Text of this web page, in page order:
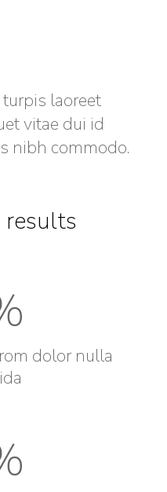
laoreet
vitae dui id
nibh commodo.
results
dolor nulla